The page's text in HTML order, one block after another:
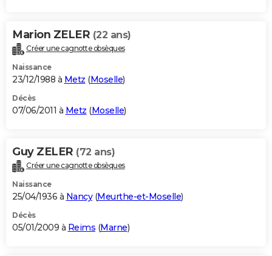
Marion ZELER (22 ans)
Créer une cagnotte obsèques
Naissance
23/12/1988 à Metz (Moselle)
Décès
07/06/2011 à Metz (Moselle)
Guy ZELER (72 ans)
Créer une cagnotte obsèques
Naissance
25/04/1936 à Nancy(Meurthe-et-Moselle)
Décès
05/01/2009 à Reims (Marne)